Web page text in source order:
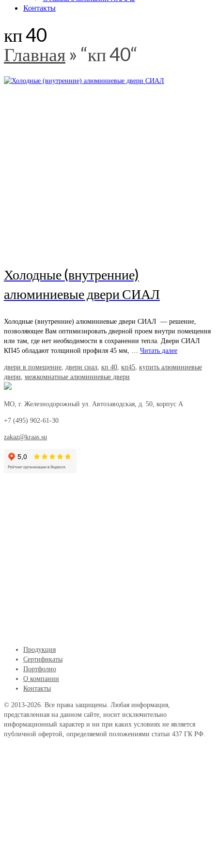
Контакты
кп 40
Главная » “кп 40“
Холодные (внутренние)
алюминиевые двери СИАЛ
Холодные (внутренние) алюминиевые двери СИАЛ — решение,
позволяющее Вам оптимизировать дверной проем внутри помещения
или там, где нет необходимости в сохранении тепла. Двери СИАЛ
КП45 обладают толщиной профиля 45 мм, … Читать далее
двери в помещение двери сиал кп 40 кп45 купить алюминиевые
двери межкомнатные алюминиевые двери
МО, г. Железнодорожный ул. Автозаводская, д. 50, корпус А
+7 (495) 902-61-30
zakaz@kraas.su
Продукция
Сертификаты
Портфолио
О компании
Контакты
© 2013-2026. Все права защищены. Любая информация,
представленная на данном сайте, носит исключительно
информационный характер и ни при каких условиях не является
публичной офертой, определяемой положениями статьи 437 ГК РФ.